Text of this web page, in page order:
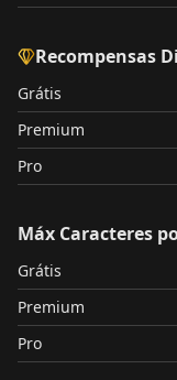
Recompensas
Grátis
Premium
Pro
Máx Caracteres
Grátis
Premium
Pro